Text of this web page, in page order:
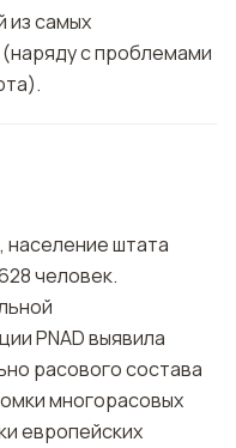
из самых
с проблемами
население штата
человек.
PNAD выявила
расового состава
многорасовых
европейских